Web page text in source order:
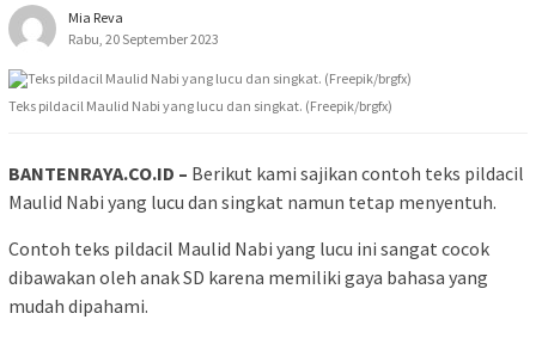
Mia Reva
Rabu, 20 September 2023
Teks pildacil Maulid Nabi yang lucu dan singkat. (Freepik/brgfx)
BANTENRAYA.CO.ID – Berikut kami sajikan contoh teks pildacil
Maulid Nabi yang lucu dan singkat namun tetap menyentuh.
Contoh teks pildacil Maulid Nabi yang lucu ini sangat cocok
dibawakan oleh anak SD karena memiliki gaya bahasa yang
mudah dipahami.